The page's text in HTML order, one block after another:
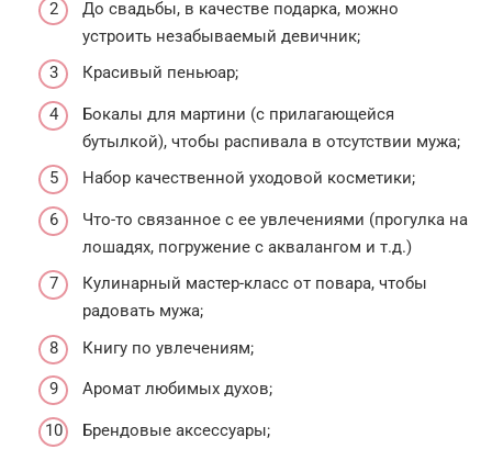
До свадьбы, в качестве подарка, можно
устроить незабываемый девичник;
Красивый пеньюар;
Бокалы для мартини (с прилагающейся
бутылкой), чтобы распивала в отсутствии мужа;
Набор качественной уходовой косметики;
Что-то связанное с ее увлечениями (прогулка на
лошадях, погружение с аквалангом и т.д.)
Кулинарный мастер-класс от повара, чтобы
радовать мужа;
Книгу по увлечениям;
Аромат любимых духов;
Брендовые аксессуары;